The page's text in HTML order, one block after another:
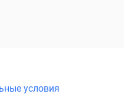
условия